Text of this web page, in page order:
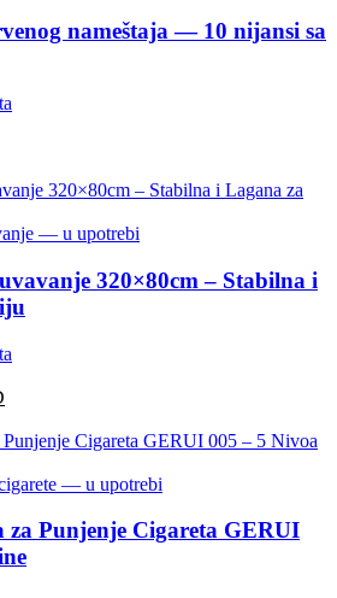
nameštaja — 10 nijansi sa
320×80cm – Stabilna i
za Punjenje Cigareta GERUI